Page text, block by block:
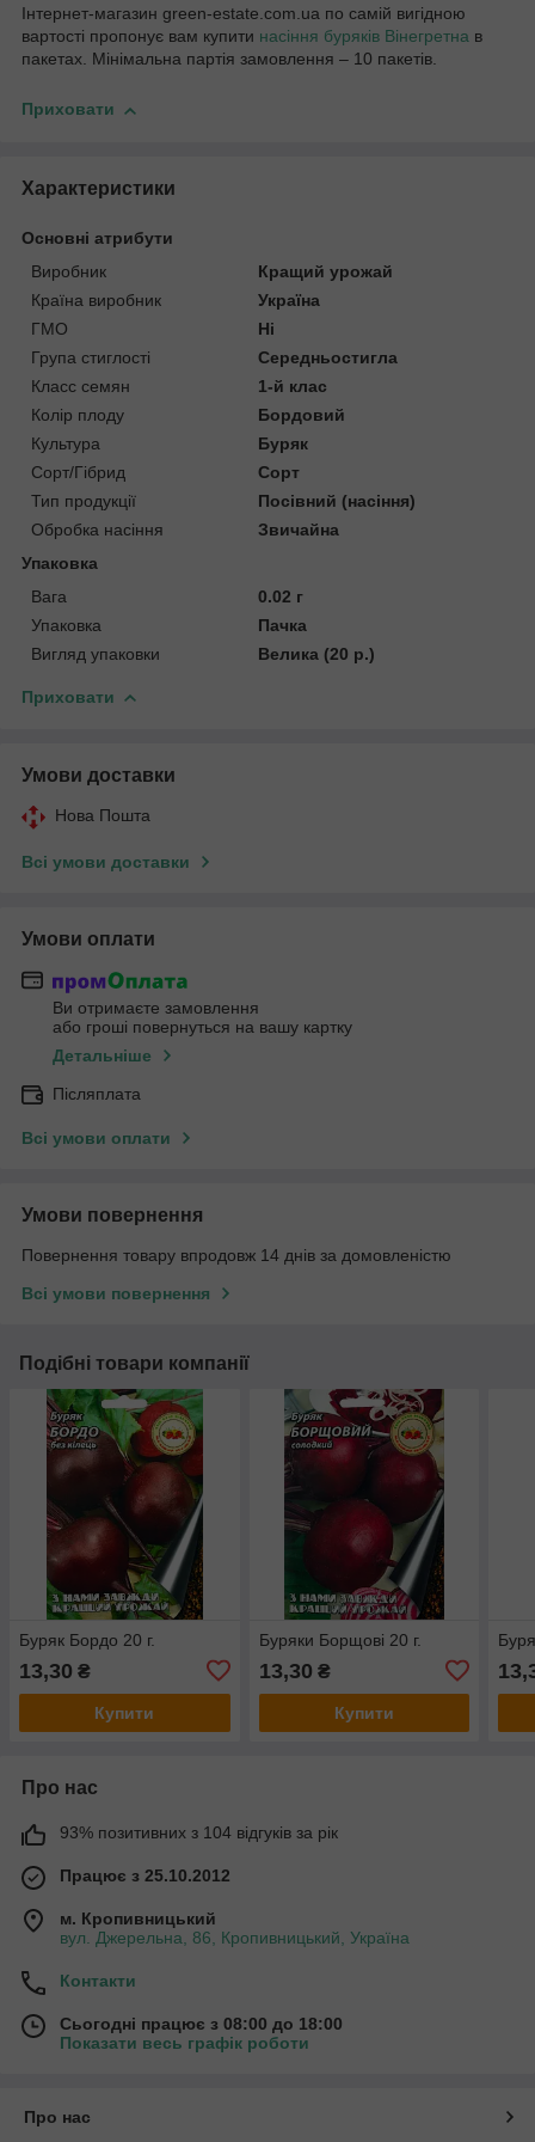
Інтернет-магазин green-estate.com.ua по самій вигідною
вартості пропонує вам купити насіння буряків Вінегретна в
пакетах. Мінімальна партія замовлення – 10 пакетів.
Приховати
Характеристики
Основні атрибути
Виробник
Кращий урожай
Країна виробник
Україна
ГМО
Ні
Група стиглості
Середньостигла
Класс семян
1-й клас
Колір плоду
Бордовий
Культура
Буряк
Сорт/Гібрид
Сорт
Тип продукції
Посівний (насіння)
Обробка насіння
Звичайна
Упаковка
Вага
0.02 г
Упаковка
Пачка
Вигляд упаковки
Велика (20 р.)
Приховати
Умови доставки
Нова Пошта
Всі умови доставки
Умови оплати
Ви отримаєте замовлення
або гроші повернуться на вашу картку
Детальніше
Післяплата
Всі умови оплати
Умови повернення
Повернення товару впродовж 14 днів за домовленістю
Всі умови повернення
Подібні товари компанії
Буряк Бордо 20 г.
13,30 ₴
Купити
Буряки Борщові 20 г.
13,30 ₴
Купити
Про нас
93% позитивних з 104 відгуків за рік
Працює з 25.10.2012
м. Кропивницький
вул. Джерельна, 86, Кропивницький, Україна
Контакти
Сьогодні працює з 08:00 до 18:00
Показати весь графік роботи
Про нас